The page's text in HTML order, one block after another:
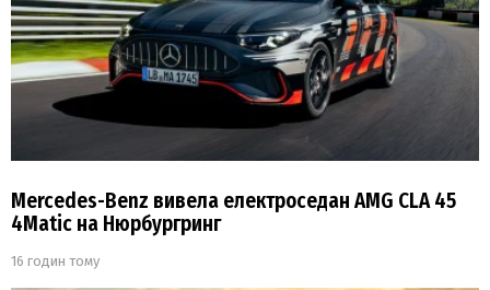
Mercedes-Benz вивела електроседан AMG CLA 45
4Matic на Нюрбургринг
16 годин тому